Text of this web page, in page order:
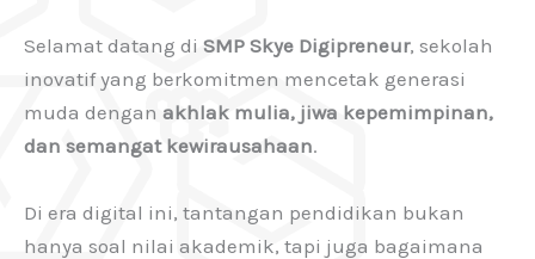
Selamat datang di SMP Skye Digipreneur, sekolah
inovatif yang berkomitmen mencetak generasi
muda dengan akhlak mulia, jiwa kepemimpinan,
dan semangat kewirausahaan.
Di era digital ini, tantangan pendidikan bukan
hanya soal nilai akademik, tapi juga bagaimana